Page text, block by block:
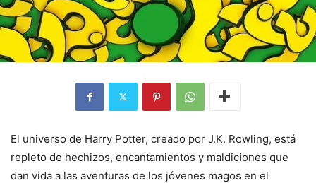
El universo de Harry Potter, creado por J.K. Rowling, está
repleto de hechizos, encantamientos y maldiciones que
dan vida a las aventuras de los jóvenes magos en el